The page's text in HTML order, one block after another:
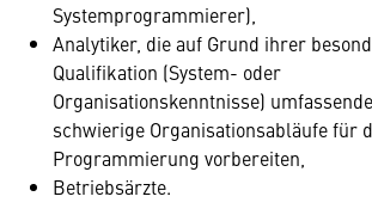
Systemprogrammierer),
Analytiker, die auf Grund ihrer
Qualifikation (System- oder
Organisationskenntnisse)
schwierige Organisationsabläufe für
Programmierung vorbereiten,
Betriebsärzte.